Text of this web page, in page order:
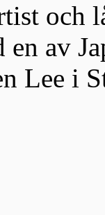
och
av
Lee i